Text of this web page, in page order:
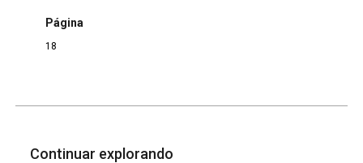
Página
18
Continuar explorando